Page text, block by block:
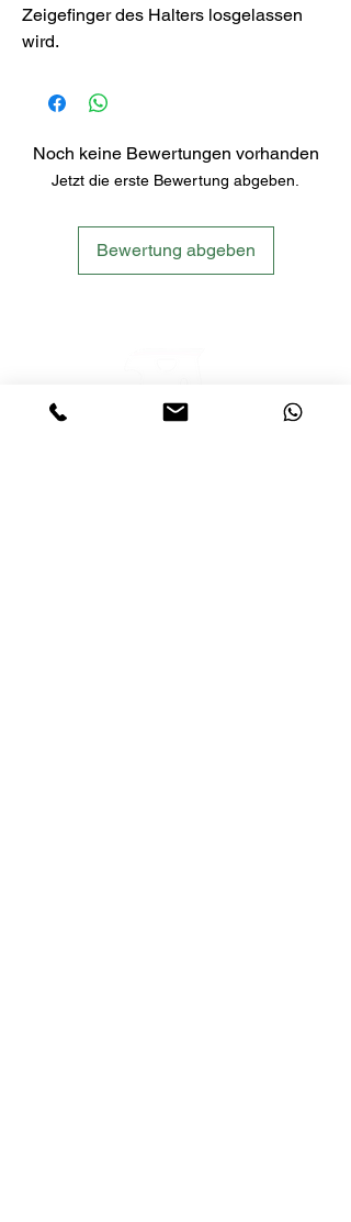
Zeigefinger des Halters losgelassen
wird.
Noch keine Bewertungen vorhanden
Jetzt die erste Bewertung abgeben.
Bewertung abgeben